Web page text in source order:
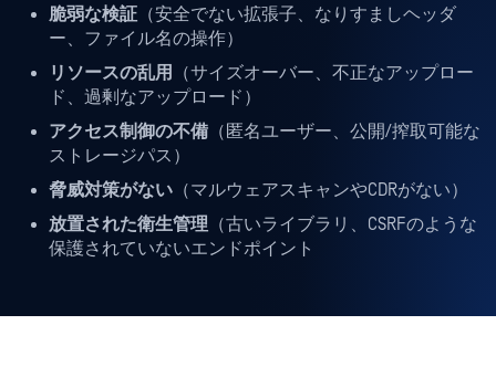
脆弱な検証 （安全でない拡張子、なりすましヘッダ
ー、ファイル名の操作）
リソースの乱用
（サイズオーバー、不正なアップロー
ド、過剰なアップロード）
アクセス制御の不備 （匿名ユーザー、公開/搾取可能な
ストレージパス）
脅威対策がない （マルウェアスキャンやCDRがない）
放置された衛生管理 （古いライブラリ、CSRFのような
保護されていないエンドポイント